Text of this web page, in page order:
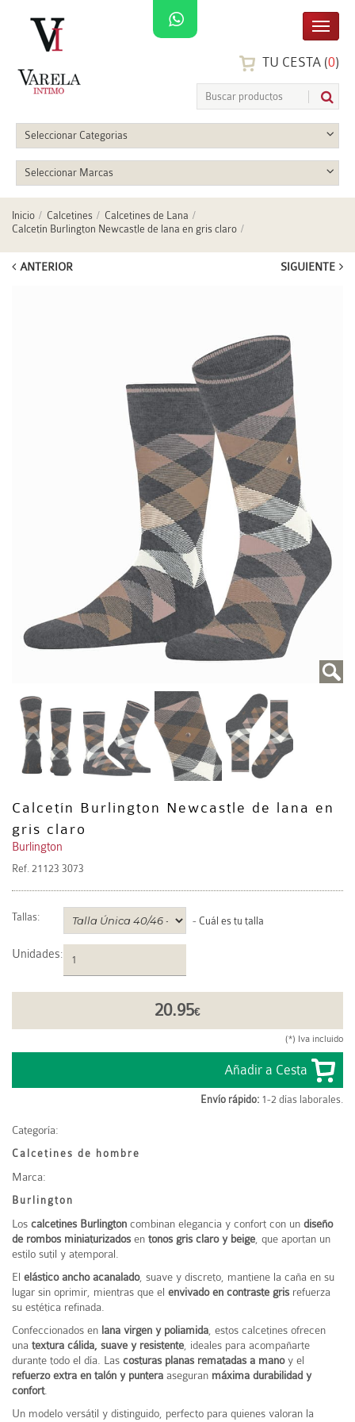
TU CESTA (0)
Seleccionar Categorias
Seleccionar Marcas
Inicio Calcetines
Calcetines de Lana
Calcetín Burlington Newcastle de lana en gris claro
ANTERIOR SIGUIENTE
Calcetín Burlington Newcastle de lana en
gris claro
Burlington
Ref. 21123 3073
Tallas: - Cuál es tu talla
Unidades:
20.95€
(*) Iva incluido
Envío rápido: 1-2 días laborales.
Categoría:
Calcetines de hombre
Marca:
Burlington
Los calcetines Burlington combinan elegancia y confort con un diseño
de rombos miniaturizados en tonos gris claro y beige, que aportan un
estilo sutil y atemporal.
El elástico ancho acanalado, suave y discreto, mantiene la caña en su
lugar sin oprimir, mientras que el envivado en contraste gris refuerza
su estética refinada.
Confeccionados en lana virgen y poliamida, estos calcetines ofrecen
una textura cálida, suave y resistente, ideales para acompañarte
durante todo el día. Las costuras planas rematadas a manoy el
refuerzo extra en talón y puntera aseguran máxima durabilidad y
confort.
Un modelo versátil y distinguido, perfecto para quienes valoran la